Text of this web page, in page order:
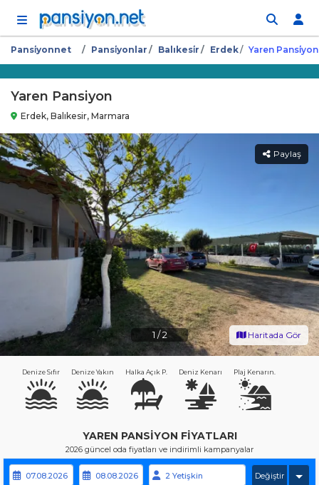
Pansi̇yonnet Pansi̇yonlar Balıkesi̇r Erdek Yaren Pansi̇yon
Yaren Pansiyon
Erdek, Balıkesir, Marmara
1 /2
Paylaş
Haritada Gör
Denize Sıfır Denize Yakın Halka Açık P. Deniz Kenarı Plaj Kenarın.
YAREN PANSIYON FIYATLARI
2026 güncel oda fiyatları ve indirimli kampanyalar
Değiştir